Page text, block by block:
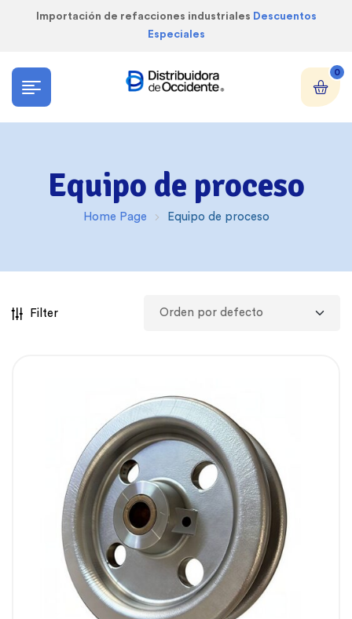
Importación de refacciones industriales Descuentos
Especiales
0
Equipo de proceso
Home Page Equipo de proceso
Filter